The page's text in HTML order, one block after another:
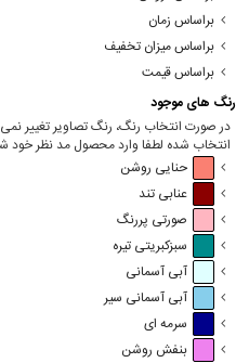
براساس زمان
براساس میزان تخفیف
براساس قیمت
رنگ های موجود
در صورت انتخاب رنگ، رنگ تصاویر تغییر
انتخاب شده لطفا وارد محصول مد نظر خود
حنایی روشن
عنابی تند
صورتی پررنگ
سبزکبریتی تیره
آبی آسمانی
آبی آسمانی سیر
سرمه ای
بنفش روشن